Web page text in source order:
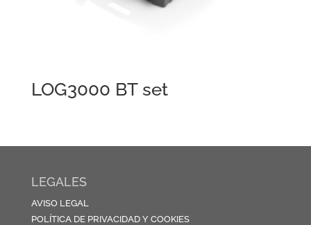
LOG3000 BT set
LEGALES
AVISO LEGAL
POLÍTICA DE PRIVACIDAD Y COOKIES